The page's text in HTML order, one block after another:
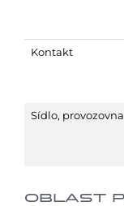
Kontakt
Sídlo, provozovna
OBLAST